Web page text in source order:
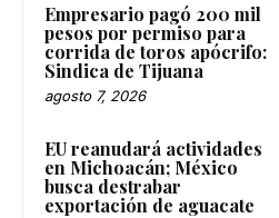
Empresario pagó 200 mil
pesos por permiso para
corrida de toros apócrifo:
Sindica de Tijuana
agosto 7, 2026
EU reanudará actividades
en Michoacán; México
busca destrabar
exportación de aguacate